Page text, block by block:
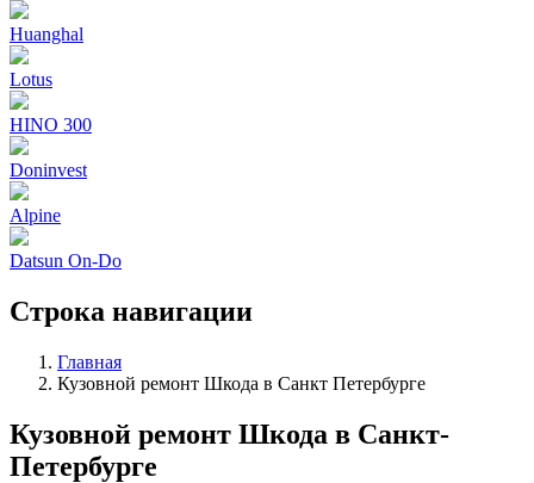
Huanghal
Lotus
HINO 300
Doninvest
Alpine
Datsun On-Do
Строка навигации
Главная
Кузовной ремонт Шкода в Санкт Петербурге
Кузовной ремонт Шкода в Санкт-
Петербурге